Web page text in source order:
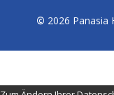
© 2026 Panasia